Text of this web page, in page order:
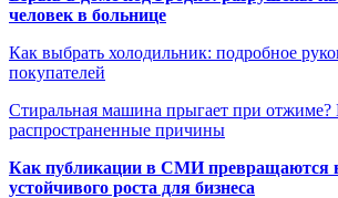
человек в больнице
Как выбрать холодильник: подробное
покупателей
Стиральная машина прыгает при отжиме?
распространенные причины
Как публикации в СМИ превращаются
устойчивого роста для бизнеса